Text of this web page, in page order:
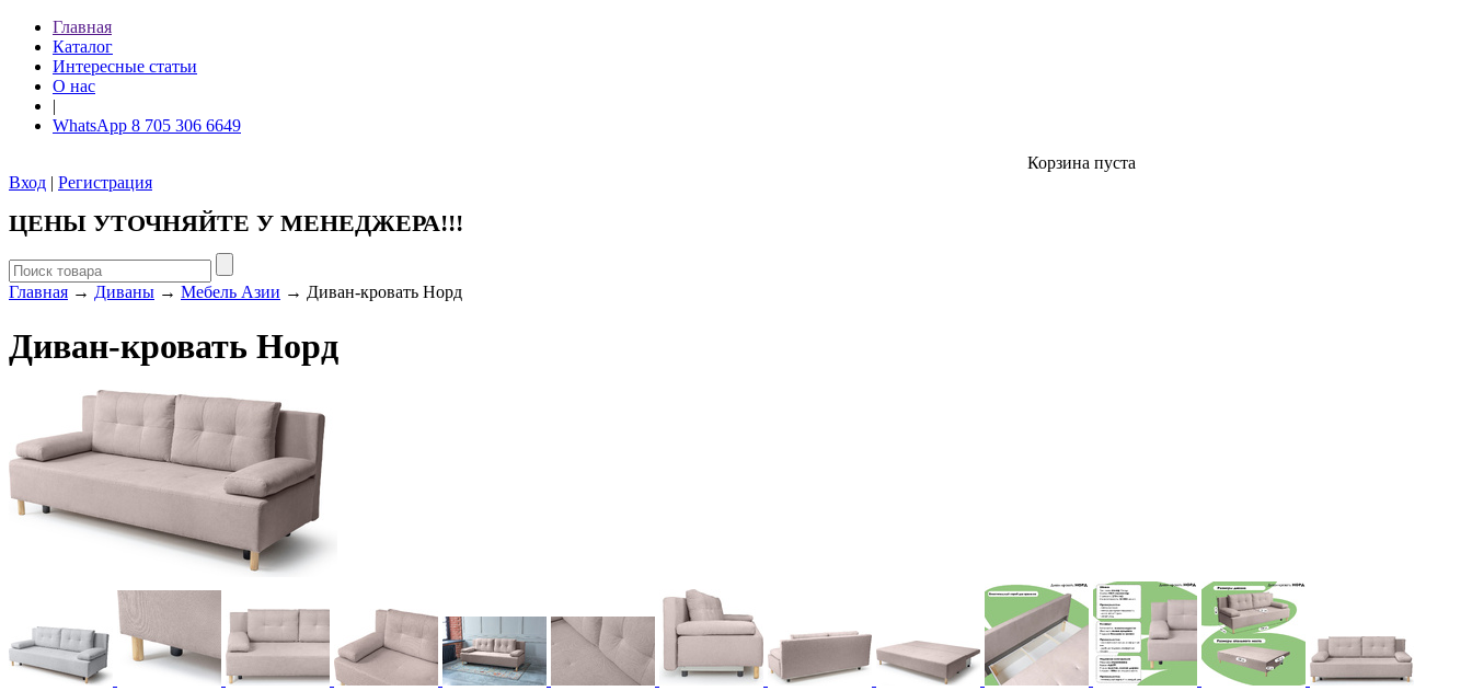
Главная
Каталог
Интересные статьи
О нас
|
WhatsApp 8 705 306 6649
Корзина пуста
Вход | Регистрация
ЦЕНЫ УТОЧНЯЙТЕ У МЕНЕДЖЕРА!!!
Главная → Диваны → Мебель Азии → Диван-кровать Норд
Диван-кровать Норд